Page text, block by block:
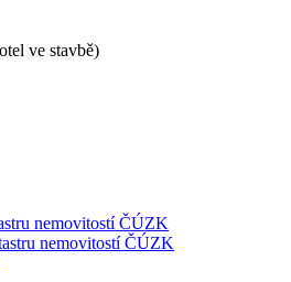
ve stavbě)
nemovitostí ČÚZK
nemovitostí ČÚZK